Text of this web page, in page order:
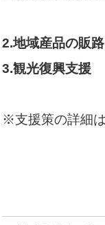
2.地域産品の販
3.観光復興支援
※支援策の詳細